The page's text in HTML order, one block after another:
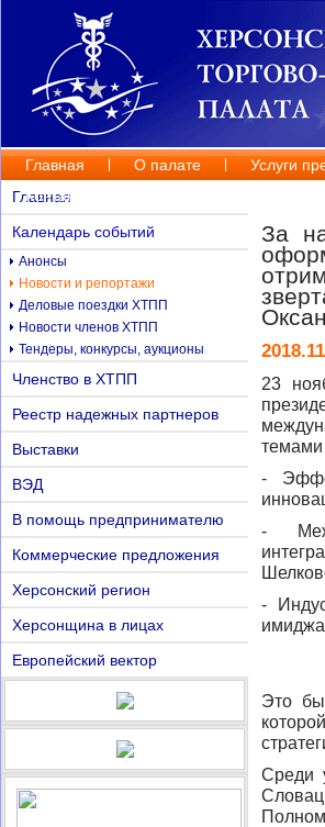
Главная О палате
Услуги
Контакты
Главная
Календарь событий
Анонсы
Новости и репортажи
Деловые поездки ХТПП
Новости членов ХТПП
Тендеры, конкурсы, аукционы
Членство в ХТПП
Реестр надежных партнеров
Выставки
ВЭД
В помощь предпринимателю
Коммерческие предложения
Херсонский регион
Херсонщина в лицах
Европейский вектор
За
23
темами
-
-
-
имиджа
Это
Среди